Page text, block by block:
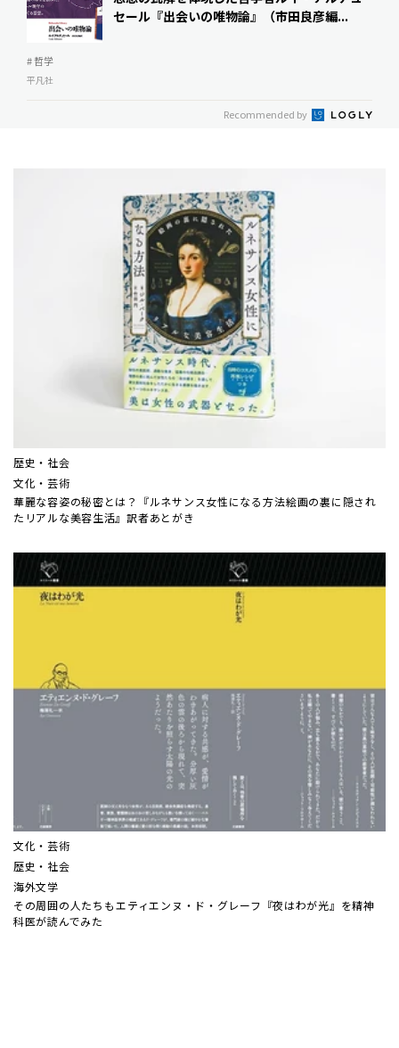
セール『出会いの唯物論』（市田良彦編...
# 哲学
平凡社
Recommended by
歴史・社会
文化・芸術
華麗な容姿の秘密とは？『ルネサンス女性になる方法――絵画の裏に隠され
たリアルな美容生活』訳者あとがき
文化・芸術
歴史・社会
海外文学
その周囲の人たちも――エティエンヌ・ド・グレーフ『夜はわが光』を精神
科医が読んでみた